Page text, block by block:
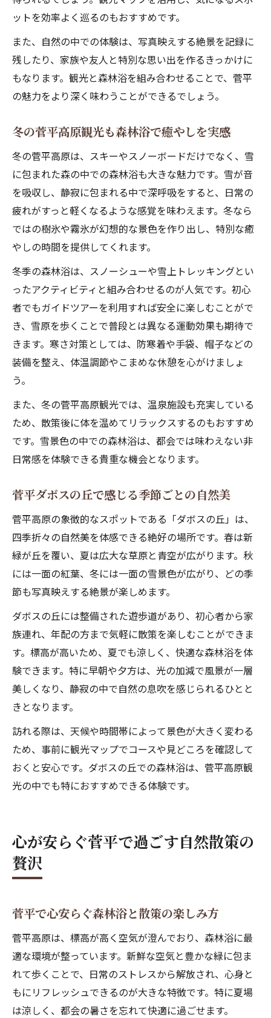
ットを効率よく巡るのもおすすめです。
また、自然の中での体験は、写真映えする絶景を記録に
残したり、家族や友人と特別な思い出を作るきっかけに
もなります。観光と森林浴を組み合わせることで、菅平
の魅力をより深く味わうことができるでしょう。
冬の菅平高原観光も森林浴で癒やしを実感
冬の菅平高原は、スキーやスノーボードだけでなく、雪
に包まれた森の中での森林浴も大きな魅力です。雪が音
を吸収し、静寂に包まれる中で深呼吸をすると、日常の
疲れがすっと軽くなるような感覚を味わえます。冬なら
ではの樹氷や霧氷が幻想的な景色を作り出し、特別な癒
やしの時間を提供してくれます。
冬季の森林浴は、スノーシューや雪上トレッキングとい
ったアクティビティと組み合わせるのが人気です。初心
者でもガイドツアーを利用すれば安全に楽しむことがで
き、雪原を歩くことで普段とは異なる運動効果も期待で
きます。寒さ対策としては、防寒着や手袋、帽子などの
装備を整え、体温調節やこまめな休憩を心がけましょ
う。
また、冬の菅平高原観光では、温泉施設も充実している
ため、散策後に体を温めてリラックスするのもおすすめ
です。雪景色の中での森林浴は、都会では味わえない非
日常感を体験できる貴重な機会となります。
菅平ダボスの丘で感じる季節ごとの自然美
菅平高原の象徴的なスポットである「ダボスの丘」は、
四季折々の自然美を体感できる絶好の場所です。春は新
緑が丘を覆い、夏は広大な草原と青空が広がります。秋
には一面の紅葉、冬には一面の雪景色が広がり、どの季
節も写真映えする絶景が楽しめます。
ダボスの丘には整備された遊歩道があり、初心者から家
族連れ、年配の方まで気軽に散策を楽しむことができま
す。標高が高いため、夏でも涼しく、快適な森林浴を体
験できます。特に早朝や夕方は、光の加減で風景が一層
美しくなり、静寂の中で自然の息吹を感じられるひとと
きとなります。
訪れる際は、天候や時間帯によって景色が大きく変わる
ため、事前に観光マップでコースや見どころを確認して
おくと安心です。ダボスの丘での森林浴は、菅平高原観
光の中でも特におすすめできる体験です。
心が安らぐ菅平で過ごす自然散策の
贅沢
菅平で心安らぐ森林浴と散策の楽しみ方
菅平高原は、標高が高く空気が澄んでおり、森林浴に最
適な環境が整っています。新鮮な空気と豊かな緑に包ま
れて歩くことで、日常のストレスから解放され、心身と
もにリフレッシュできるのが大きな特徴です。特に夏場
は涼しく、都会の暑さを忘れて快適に過ごせます。